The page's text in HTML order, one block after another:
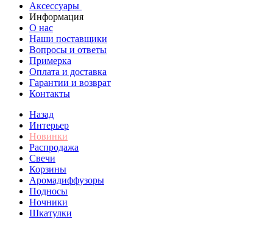
Аксессуары
Информация
О нас
Наши поставщики
Вопросы и ответы
Примерка
Оплата и доставка
Гарантии и возврат
Контакты
Назад
Интерьер
Новинки
Распродажа
Свечи
Корзины
Аромадиффузоры
Подносы
Ночники
Шкатулки